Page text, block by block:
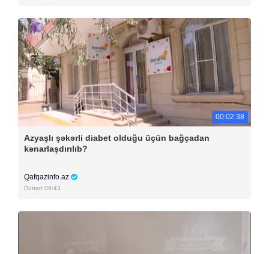
00:02:38
Azyaşlı şəkərli diabet olduğu üçün bağçadan
kənarlaşdırılıb?
Qafqazinfo.az
Dünən 09:43